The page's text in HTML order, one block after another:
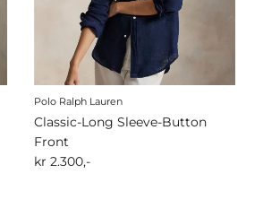
Polo Ralph Lauren
Classic-Long Sleeve-Button
Front
kr 2.300,-